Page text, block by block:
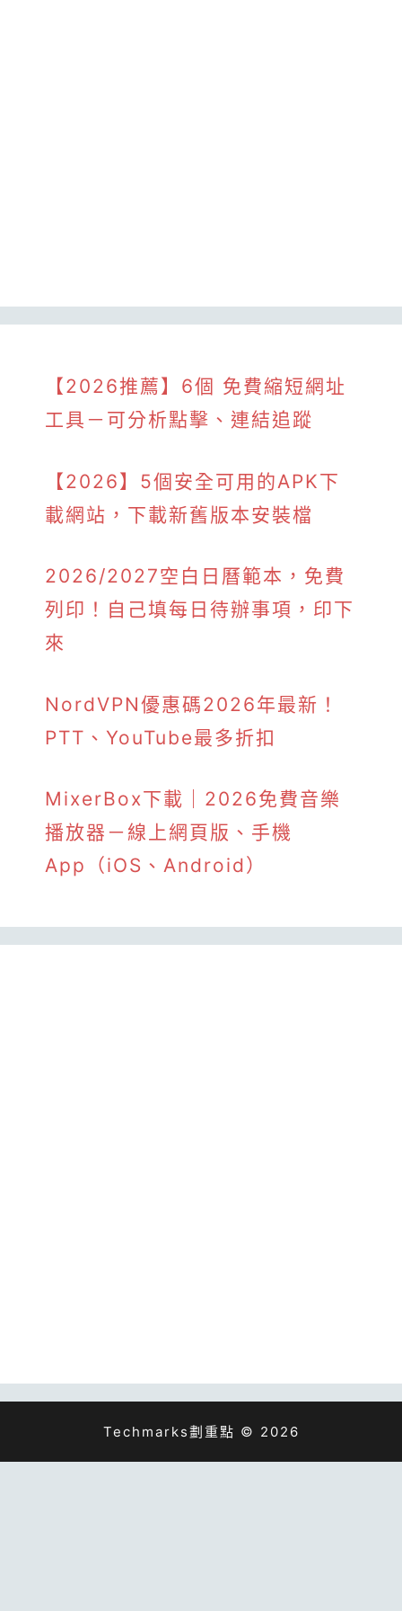
【2026推薦】6個 免費縮短網址
工具－可分析點擊、連結追蹤
【2026】5個安全可用的APK下
載網站，下載新舊版本安裝檔
2026/2027空白日曆範本，免費
列印！自己填每日待辦事項，印下
來
NordVPN優惠碼2026年最新！
PTT、YouTube最多折扣
MixerBox下載｜2026免費音樂
播放器－線上網頁版、手機
App（iOS、Android）
Techmarks劃重點 © 2026